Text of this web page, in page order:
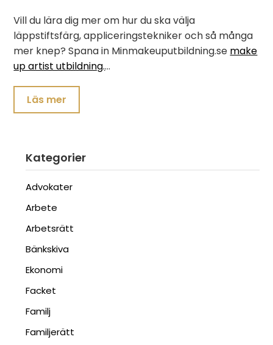
Vill du lära dig mer om hur du ska välja
läppstiftsfärg, appliceringstekniker och så många
mer knep? Spana in Minmakeuputbildning.se make
up artist utbildning.…
Läs mer
Kategorier
Advokater
Arbete
Arbetsrätt
Bänkskiva
Ekonomi
Facket
Familj
Familjerätt